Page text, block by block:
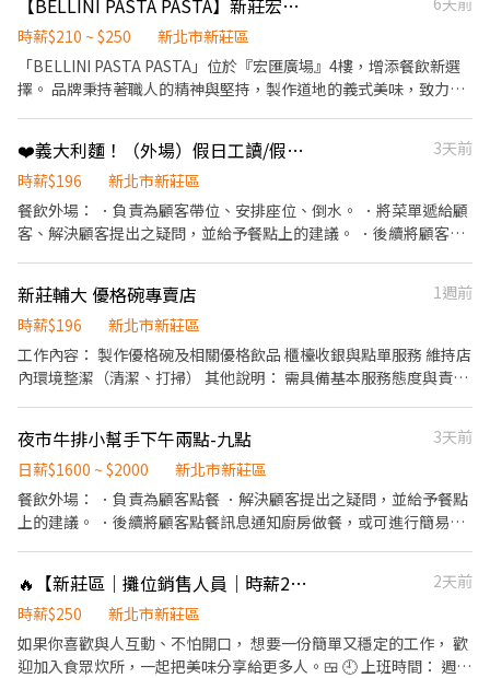
司。 深耕台灣多年的日本與義大利美食連鎖品牌，旗下六大連鎖餐
飲品牌包含， ★義式料理餐廳：BELLINI CAFFÈ、BELLINI Pasta
Pasta、MOLINO手工義大利麵 ★日式鍋物餐廳：Mo-Mo-Paradise
壽喜燒 ★日式天婦羅專門店：天吉屋、吉天麩羅 全台直營店鋪皆位
於各大百貨商場，並持續穩定發展中。 -----------------------------
--------------------- 【應徵須知】 ①詳閱工作內容後，請審慎提出
應徵申請。 ②履歷初審合適者，將邀請實體面談，初審資格不符者
則不另行通知。 ③錄取的實際任用職稱及薪資，依面談結果與經驗
核定職級。
後續處理 3. 開店前準備及閉店整理作業 4. 洗滌與環境清潔 5. 完成主
管交付工作 ✅工作時段 早班：09:00~17:00或18:00 中班：
12:00~21:00 晚班：18:00~22:30或23:00 (排班區間另安排休息時
間，週六、週日有一天可排班者尤佳。) ※彈性排班可討論喔。週六
時以上。 ✅提供免費溫馨員工餐點、交通便利通勤上班很方便。 ✅
歡迎無餐飲工作經驗、對餐飲業有熱忱的您，加入三澧餐飲集團。 -
---------------------------------------------------------------------
---- 『加入三澧 成為家人』共同創造無限可能。 1998年於台灣成
立-日商三澧餐飲集團 HUMAX ASIA，屬於日本Wondertable餐飲集
團在台分公司。 深耕台灣多年的日本與義大利美食連鎖品牌，旗下
六大連鎖餐飲品牌包含， ★義式料理餐廳：BELLINI CAFFÈ、
Mo-Mo-Paradise壽喜燒 ★日式天婦羅專門店：天吉屋、吉天麩羅
全台直營店鋪皆位於各大百貨商場，並持續穩定發展中。 ----------
---------------------------------------------------------------- 【應
徵須知】 ①詳閱工作內容後，請審慎提出應徵申請。 ②履歷初審合
適者，將邀請實體面談，初審資格不符者則不另行通知。
【BELLINI PASTA PASTA】新莊宏匯店-內場兼職-B22
時薪$210 ~ $250
新北市新莊區
「BELLINI PASTA PASTA」位於『宏匯廣場』4樓，增添餐飲新選
擇。 品牌秉持著職人的精神與堅持，製作道地的義式美味，致力成
我們。 三澧餐飲集團官網 https://www.humaxasia.com.tw/
BELLINI PASTA PASTA 品牌官網
https://www.bellinipasta.com.tw/ ✅工作內容 1. 負責食材準備、
各項餐點製作 2. 協助進貨清點、歸位及後續處理 3. 開店前準備及閉
時間。) ※彈性排班可討論喔。週六與週日正常工時出勤每小時再加
5圓，國定假日除外。 ✅工作時段說明：依店鋪營運需求排班；兼職
點、交通便利通勤上班很方便。 ✅歡迎無餐飲工作經驗、對餐飲業
有熱忱的您，加入三澧餐飲集團。 ---------------------------------
----------------- 『加入三澧 成為家人』共同創造無限可能。 1998
年於台灣成立-日商三澧餐飲集團 HUMAX ASIA，屬於日本
美食連鎖品牌，旗下六大連鎖餐飲品牌包含， ★義式料理餐廳：
BELLINI CAFFÈ、BELLINI Pasta Pasta、MOLINO手工義大利麵 ★
日式鍋物餐廳：Mo-Mo-Paradise壽喜燒 ★日式天婦羅專門店：天
吉屋、吉天麩羅 全台直營店鋪皆位於各大百貨商場，並持續穩定發
展中。 -------------------------------------------------- 【應徵須
知】 ①詳閱工作內容後，請審慎提出應徵申請。 ②履歷初審合適
者，將邀請實體面談，初審資格不符者則不另行通知。 ③錄取的實
際任用職稱及薪資，依面談結果與經驗核定職級。
❤️義大利麵！（外場）假日工讀/假日兼職計時人員
3天前
時薪$196
新北市新莊區
餐飲外場： ．負責為顧客帶位、安排座位、倒水。 ．將菜單遞給顧
客、解決顧客提出之疑問，並給予餐點上的建議。 ．後續將顧客點
負責結帳、收銀等工作。 餐飲內場： ．擔任廚師的助手，處理烹飪
前與烹飪中之準備工作與其他餐廳相關事務。 ．負責洗、剝、削、
切各種食材。 ．負責清理工作環境、設備和餐具。 ．準備不同餐點
所需要的食材。 ．協助測量食材的容量與重量。 ．負責擺盤、打包
新莊輔大 優格碗專賣店
1週前
時薪$196
新北市新莊區
工作內容： 製作優格碗及相關優格飲品 櫃檯收銀與點單服務 維持店
內環境整潔（清潔、打掃） 其他說明： 需具備基本服務態度與責任
夜市牛排小幫手下午兩點-九點
3天前
日薪$1600 ~ $2000
新北市新莊區
餐飲外場： ．負責為顧客點餐 ．解決顧客提出之疑問，並給予餐點
上的建議。 ．後續將顧客點餐訊息通知廚房做餐，或可進行簡易餐
擔任廚師的助手，處理烹飪前與烹飪中之準備工作與其他餐廳相關
事務。 ．負責洗、剝、削、切各種食材。 ．負責清理工作環境、設
備和餐具。 ．準備不同餐點所需要的食材。 ．協助測量食材的容量
與重量。 ．負責擺盤、打包外帶服務。
🔥【新莊區｜攤位銷售人員｜時薪250｜週休二日｜供餐勞健保】🔥
2天前
時薪$250
新北市新莊區
如果你喜歡與人互動、不怕開口， 想要一份簡單又穩定的工作， 歡
迎加入食眾炊所，一起把美味分享給更多人。🍱 🕘 上班時間： 週一